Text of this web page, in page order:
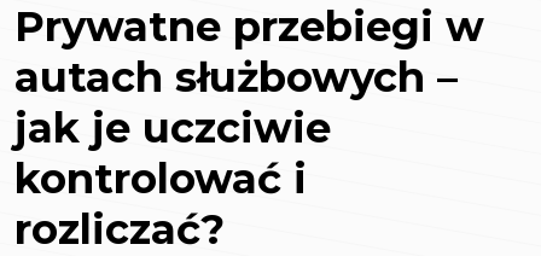
Prywatne przebiegi w
autach służbowych –
jak je uczciwie
kontrolować i
rozliczać?